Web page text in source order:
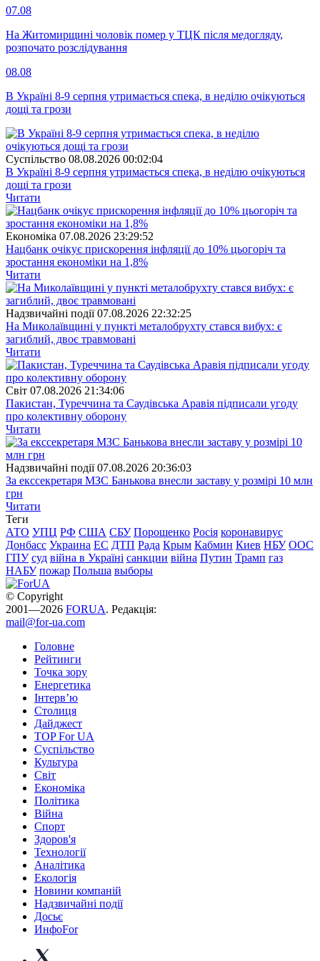
07.08
На Житомирщині чоловік помер у ТЦК після медогляду,
розпочато розслідування
08.08
В Україні 8-9 серпня утримається спека, в неділю очікуються
дощі та грози
Суспiльство 08.08.2026 00:02:04
В Україні 8-9 серпня утримається спека, в неділю очікуються
дощі та грози
Читати
Економіка 07.08.2026 23:29:52
Нацбанк очікує прискорення інфляції до 10% цьогоріч та
зростання економіки на 1,8%
Читати
Надзвичайні події 07.08.2026 22:32:25
На Миколаївщині у пункті металобрухту стався вибух: є
загиблий, двоє травмовані
Читати
Свiт 07.08.2026 21:34:06
Пакистан, Туреччина та Саудівська Аравія підписали угоду
про колективну оборону
Читати
Надзвичайні події 07.08.2026 20:36:03
За екссекретаря МЗС Банькова внесли заставу у розмірі 10 млн
грн
Читати
Теги
АТО УПЦ РФ США СБУ Порошенко Росія коронавирус
Донбасс Украина ЕС ДТП Рада Крым Кабмин Киев НБУ ООС
ГПУ суд війна в Україні санкции війна Путин Трамп газ
НАБУ пожар Польша выборы
© Copyright
2001—2026 FORUA. Редакція:
mail@for-ua.com
Головне
Рейтинги
Точка зору
Енергетика
Інтерв’ю
Столиця
Дайджест
TOP For UA
Суспiльство
Культура
Світ
Економіка
Політика
Війна
Спорт
Здоров'я
Технології
Аналітика
Екологія
Новини компаній
Надзвичайні події
Досьє
ИнфоFor